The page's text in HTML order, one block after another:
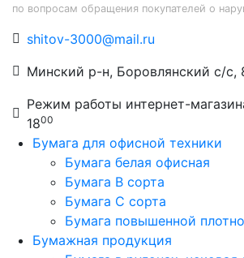
по вопросам обращения покупателей о
shitov-3000@mail.ru
Минский р-н, Боровлянский с/с,
Режим работы интернет-
1800
Бумага для офисной техники
Бумага белая офисная
Бумага B сорта
Бумага C сорта
Бумага повышенной
Бумажная продукция